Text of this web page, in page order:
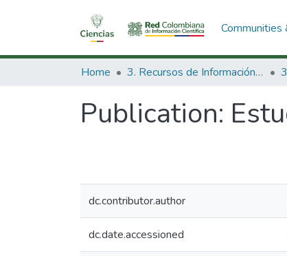
Communities
Home 3. Recursos de Información Científica y Tecnológica
Publication:
dc.contributor.author
dc.date.accessioned